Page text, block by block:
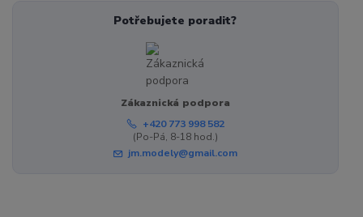
Potřebujete poradit?
Zákaznická podpora
+420 773 998 582
(Po-Pá, 8-18 hod.)
jm.modely@gmail.com